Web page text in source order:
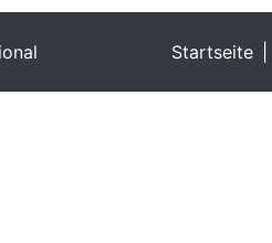
Startseite